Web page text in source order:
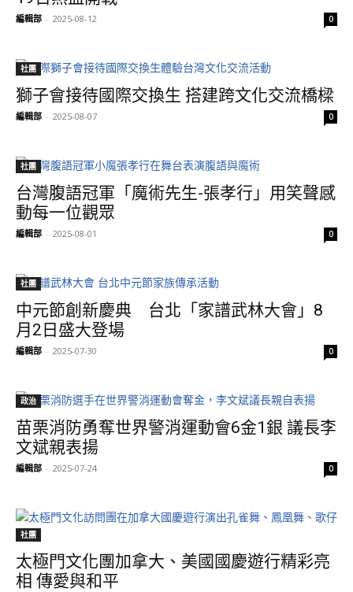
編輯部 - 2025-08-12 0
社團
獅子會接待國際交換生 搭建跨文化交流橋樑
編輯部 - 2025-08-07 0
社團
台灣腹語冠軍「魔術先生-張孝行」用笑聲感
動每一位觀眾
編輯部 - 2025-08-01 0
社團
中元節創新慶典 台北「家譜武林大會」8
月2日盛大登場
編輯部 - 2025-07-30 0
政治
苗栗消防勇奪世界警消運動會6金1銀 議長李
文斌親表揚
編輯部 - 2025-07-24 0
社團
太極門文化團加拿大、美國國慶遊行精彩亮
相 傳愛與和平